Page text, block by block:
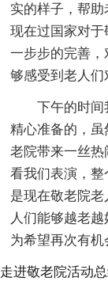
实的样子，帮
现在过国家对
一步步的完善
够感受到老人们
下午的时
精心准备的，
老院带来一丝
看我们表演，
是现在敬老院
人们能够越老
为希望再次有机
走进敬老院活动